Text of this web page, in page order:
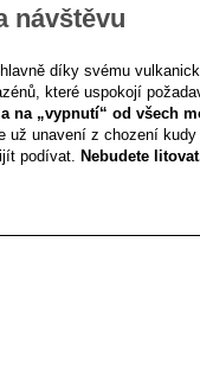
návštěvu
díky svému
které uspokojí
na „vypnutí“ od všech
už unavení z chození
podívat. Nebudete